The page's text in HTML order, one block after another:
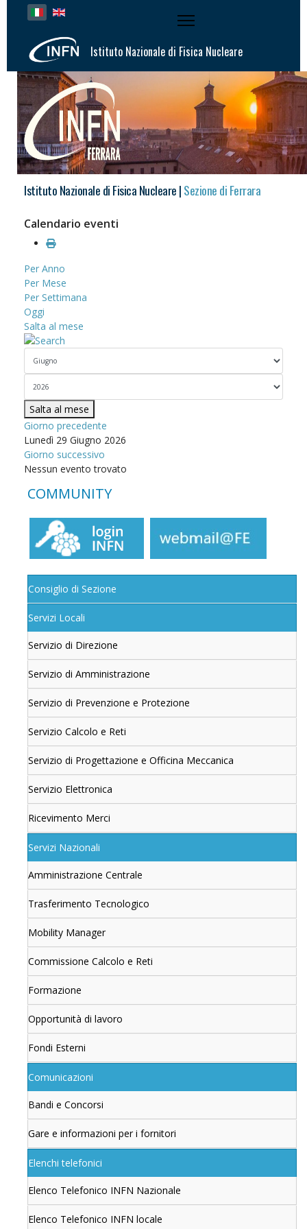
Seleziona la tua lingua
Istituto Nazionale di Fisica Nucleare
Istituto Nazionale di Fisica Nucleare |Sezione di Ferrara
Calendario eventi
Per Anno
Per Mese
Per Settimana
Oggi
Salta al mese
Salta al mese
Giorno precedente
Lunedì 29 Giugno 2026
Giorno successivo
Nessun evento trovato
COMMUNITY
Consiglio di Sezione
Servizi Locali
Servizio di Direzione
Servizio di Amministrazione
Servizio di Prevenzione e Protezione
Servizio Calcolo e Reti
Servizio di Progettazione e Officina Meccanica
Servizio Elettronica
Ricevimento Merci
Servizi Nazionali
Amministrazione Centrale
Trasferimento Tecnologico
Mobility Manager
Commissione Calcolo e Reti
Formazione
Opportunità di lavoro
Fondi Esterni
Comunicazioni
Bandi e Concorsi
Gare e informazioni per i fornitori
Elenchi telefonici
Elenco Telefonico INFN Nazionale
Elenco Telefonico INFN locale